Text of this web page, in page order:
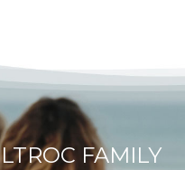
FAMILY